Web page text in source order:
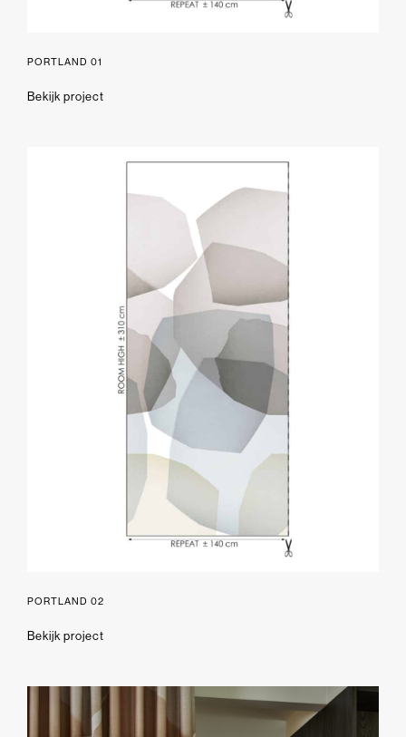
PORTLAND 01
Bekijk project
PORTLAND 02
Bekijk project